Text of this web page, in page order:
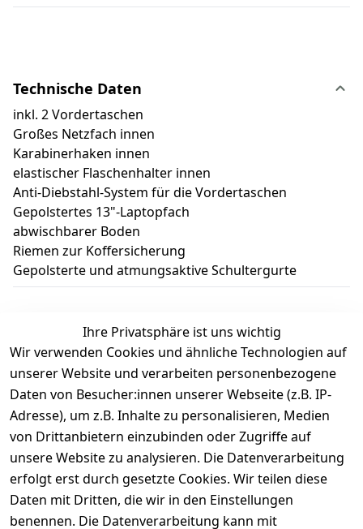
Technische Daten
inkl. 2 Vordertaschen
Großes Netzfach innen
Karabinerhaken innen
elastischer Flaschenhalter innen
Anti-Diebstahl-System für die Vordertaschen
Gepolstertes 13"-Laptopfach
abwischbarer Boden
Riemen zur Koffersicherung
Gepolsterte und atmungsaktive Schultergurte
Kundenbewertungen
Durchschnittliche Bewertung
0
Basierend auf 0 Bewertung(en)
Bewertung abgeben
5
( 0 )
Ihre Privatsphäre ist uns wichtig
Wir verwenden Cookies und ähnliche Technologien auf
unserer Website und verarbeiten personenbezogene
Daten von Besucher:innen unserer Webseite (z.B. IP-
Adresse), um z.B. Inhalte zu personalisieren, Medien
von Drittanbietern einzubinden oder Zugriffe auf
unsere Website zu analysieren. Die Datenverarbeitung
erfolgt erst durch gesetzte Cookies. Wir teilen diese
Daten mit Dritten, die wir in den Einstellungen
benennen. Die Datenverarbeitung kann mit